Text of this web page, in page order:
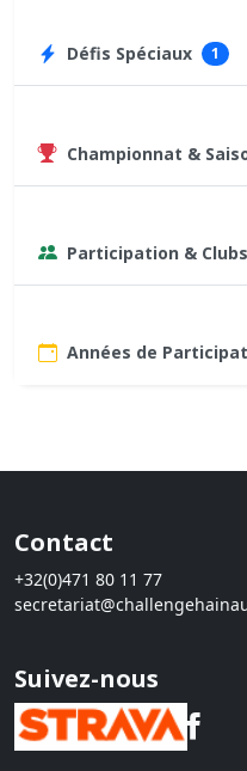
Défis Spéciaux 1
Championnat &
Participation & Clubs
Années de
Contact
+32(0)471 80 11 77
Suivez-nous